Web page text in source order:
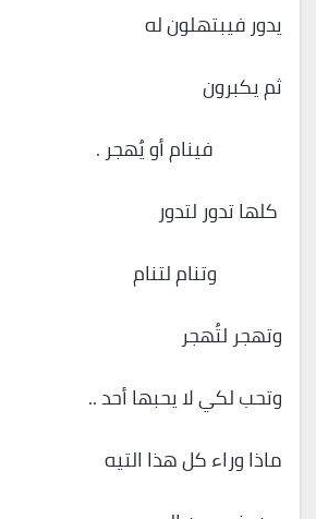
يدور فيبتهلون له
ثم يكبرون
فينام أو يُهجر .
كلها تدور لتدور
وتنام لتنام
وتهجر لتُهجر
وتحب لكي لا يحبها أحد ..
ماذا وراء كل هذا التيه